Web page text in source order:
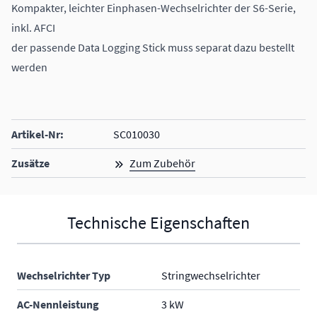
Kompakter, leichter Einphasen-Wechselrichter der S6-Serie,
inkl. AFCI
der passende Data Logging Stick muss separat dazu bestellt
werden
Artikel-Nr: SC010030
Zusätze Zum Zubehör
Technische Eigenschaften
Wechselrichter Typ Stringwechselrichter
AC-Nennleistung 3 kW